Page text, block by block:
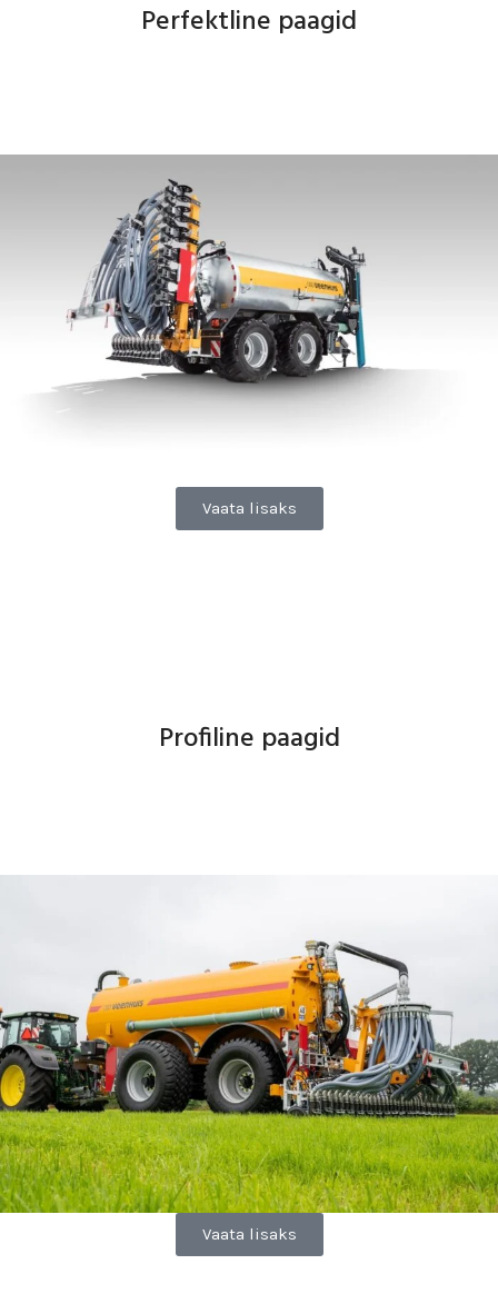
Perfektline paagid
Vaata lisaks
Profiline paagid
Vaata lisaks